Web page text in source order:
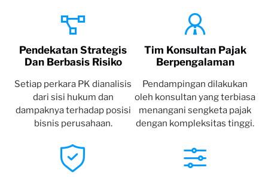
Pendekatan Strategis
Dan Berbasis Risiko
Setiap perkara PK dianalisis
dari sisi hukum dan
dampaknya terhadap posisi
bisnis perusahaan.
Tim Konsultan Pajak
Berpengalaman
Pendampingan dilakukan
oleh konsultan yang terbiasa
menangani sengketa pajak
dengan kompleksitas tinggi.